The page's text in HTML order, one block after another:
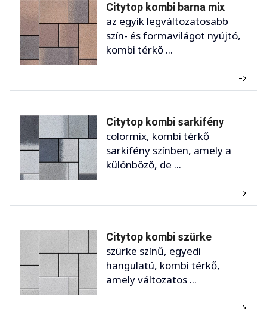
Citytop kombi barna mix
az egyik legváltozatosabb
szín- és formavilágot nyújtó,
kombi térkő ...
Citytop kombi sarkifény
colormix, kombi térkő
sarkifény színben, amely a
különböző, de ...
Citytop kombi szürke
szürke színű, egyedi
hangulatú, kombi térkő,
amely változatos ...